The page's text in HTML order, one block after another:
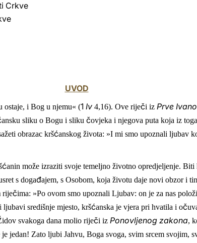
Crkve
UVOD
ostaje, i Bog u njemu« (1 Iv 4,16). Ove riječi iz Prve
ansku sliku o Bogu i sliku čovjeka i njegova puta koja iz
obrazac kršćanskog života: »I mi smo upoznali ljubav
ćanin može izraziti svoje temeljno životno opredjeljenje. Biti
s događajem, s Osobom, koja životu daje novi obzor i
riječima: »Po ovom smo upoznali Ljubav: on je za nas
i ljubavi središnje mjesto, kršćanska je vjera pri hvatila i oč
svakoga dana molio riječi iz Ponovljenog zakona,
jedan! Zato ljubi Jahvu, Boga svoga, svim srcem svojim,